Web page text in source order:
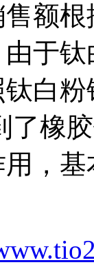
额
于
白
了橡
，